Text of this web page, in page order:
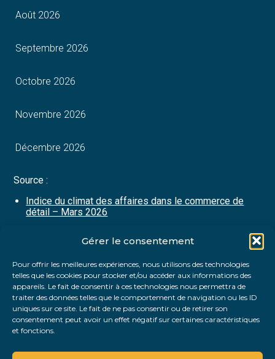
Gérer le consentement
Pour offrir les meilleures expériences, nous utilisons des technologies
telles que les cookies pour stocker et/ou accéder aux informations des
appareils. Le fait de consentir à ces technologies nous permettra de
traiter des données telles que le comportement de navigation ou les ID
uniques sur ce site. Le fait de ne pas consentir ou de retirer son
consentement peut avoir un effet négatif sur certaines caractéristiques
et fonctions.
Août 2026
Septembre 2026
Octobre 2026
Novembre 2026
Décembre 2026
Source :
Indice du climat des affaires dans le commerce de
détail – Mars 2026
FaceBook
TwitterLinkedIn